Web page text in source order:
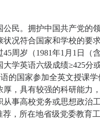
公民。拥护中国共产党的
况符合国家和学校的要求
45周岁（1981年1 月 1 日（
大学英语六级成绩≥425分
的国家参加全英文授课
厚，具有较强的科研能力
从事高校党务或思想政治
，所在地省级党委教育